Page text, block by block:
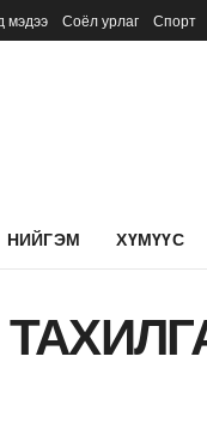
мэдээ Соёл урлаг Спорт
НИЙГЭМ ХҮМҮҮС